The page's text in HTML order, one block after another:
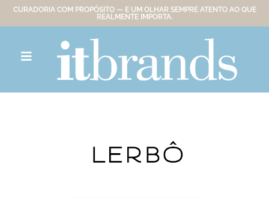
CURADORIA COM PROPÓSITO — E UM OLHAR SEMPRE ATENTO AO QUE
REALMENTE IMPORTA.